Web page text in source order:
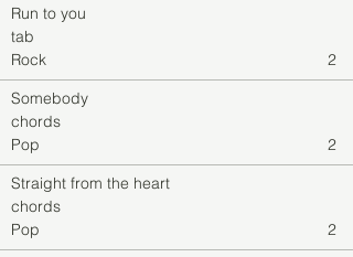
Run to you
tab
Rock
2
Somebody
chords
Pop
2
Straight from the heart
chords
Pop
2